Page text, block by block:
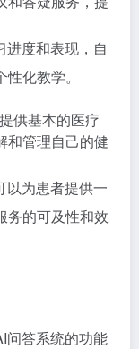
进度和表现，自
化教学。
供基本的医疗
和管理自己的健
以为患者提供一
务的可及性和效
问答系统的功能